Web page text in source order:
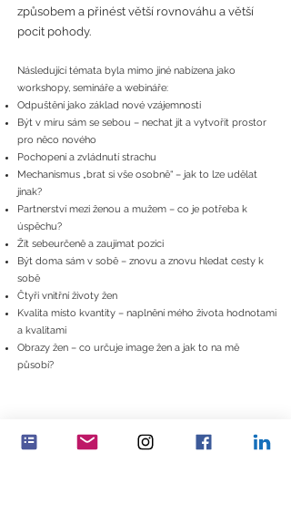
způsobem a přinést větší rovnováhu a větší
pocit pohody.
Následující témata byla mimo jiné nabízena jako
workshopy, semináře a webináře:
Odpuštění jako základ nové vzájemnosti
Být v míru sám se sebou – nechat jít a vytvořit prostor
pro něco nového
Pochopení a zvládnutí strachu
Mechanismus „brat si vše osobně“ – jak to lze udělat
jinak?
Partnerství mezi ženou a mužem – co je potřeba k
úspěchu?
Žít sebeurčeně a zaujímat pozici
Být doma sám v sobě – znovu a znovu hledat cesty k
sobě
Čtyři vnitřní životy žen
Kvalita místo kvantity – naplnění mého života hodnotami
a kvalitami
Obrazy žen – co určuje image žen a jak to na mě
působí?